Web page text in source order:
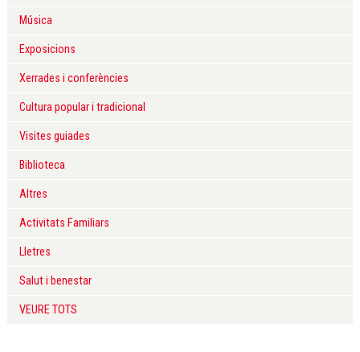
Música
Exposicions
Xerrades i conferències
Cultura popular i tradicional
Visites guiades
Biblioteca
Altres
Activitats Familiars
Lletres
Salut i benestar
VEURE TOTS